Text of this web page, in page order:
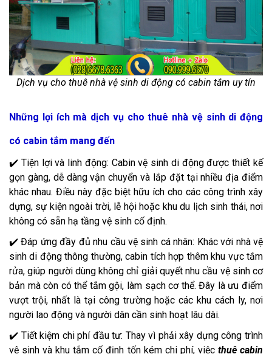
Dịch vụ cho thuê nhà vệ sinh di động có cabin tắm uy tín
Những lợi ích mà dịch vụ cho thuê nhà vệ sinh di động
có cabin tắm mang đến
✔️ Tiện lợi và linh động: Cabin vệ sinh di động được thiết kế
gọn gàng, dễ dàng vận chuyển và lắp đặt tại nhiều địa điểm
khác nhau. Điều này đặc biệt hữu ích cho các công trình xây
dựng, sự kiện ngoài trời, lễ hội hoặc khu du lịch sinh thái, nơi
không có sẵn hạ tầng vệ sinh cố định.
✔️ Đáp ứng đầy đủ nhu cầu vệ sinh cá nhân: Khác với nhà vệ
sinh di động thông thường, cabin tích hợp thêm khu vực tắm
rửa, giúp người dùng không chỉ giải quyết nhu cầu vệ sinh cơ
bản mà còn có thể tắm gội, làm sạch cơ thể. Đây là ưu điểm
vượt trội, nhất là tại công trường hoặc các khu cách ly, nơi
người lao động và người dân cần sinh hoạt lâu dài.
✔️ Tiết kiệm chi phí đầu tư: Thay vì phải xây dựng công trình
vệ sinh và khu tắm cố định tốn kém chi phí, việc thuê cabin